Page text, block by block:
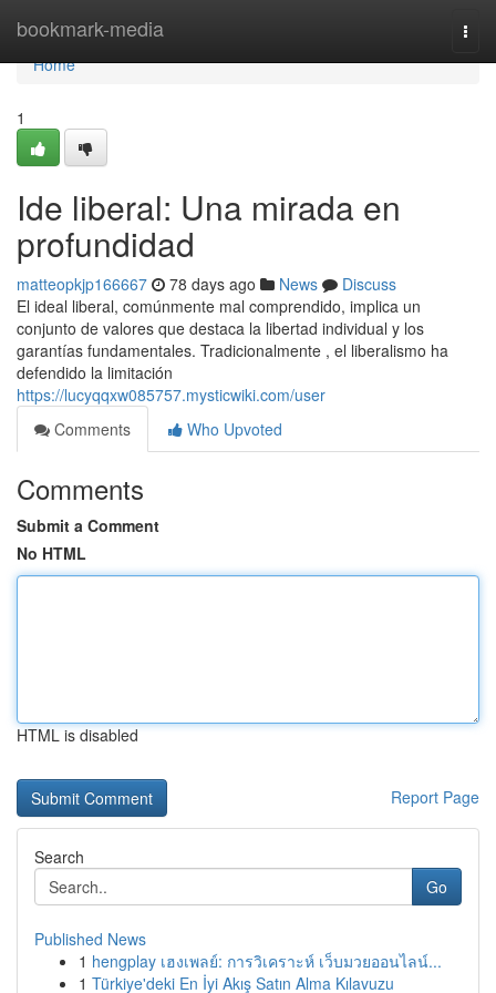
bookmark-media
Home
Home
1
Ide liberal: Una mirada en
profundidad
matteopkjp166667 78 days ago News
Discuss
El ideal liberal, comúnmente mal comprendido, implica un
conjunto de valores que destaca la libertad individual y los
garantías fundamentales. Tradicionalmente , el liberalismo ha
defendido la limitación
https://lucyqqxw085757.mysticwiki.com/user
Comments
Who Upvoted
Comments
Submit a Comment
No HTML
HTML is disabled
Report Page
Search
Go
Published News
1 hengplay เฮงเพลย์: การวิเคราะห์ เว็บมวยออนไลน์...
1 Türkiye'deki En İyi Akış Satın Alma Kılavuzu